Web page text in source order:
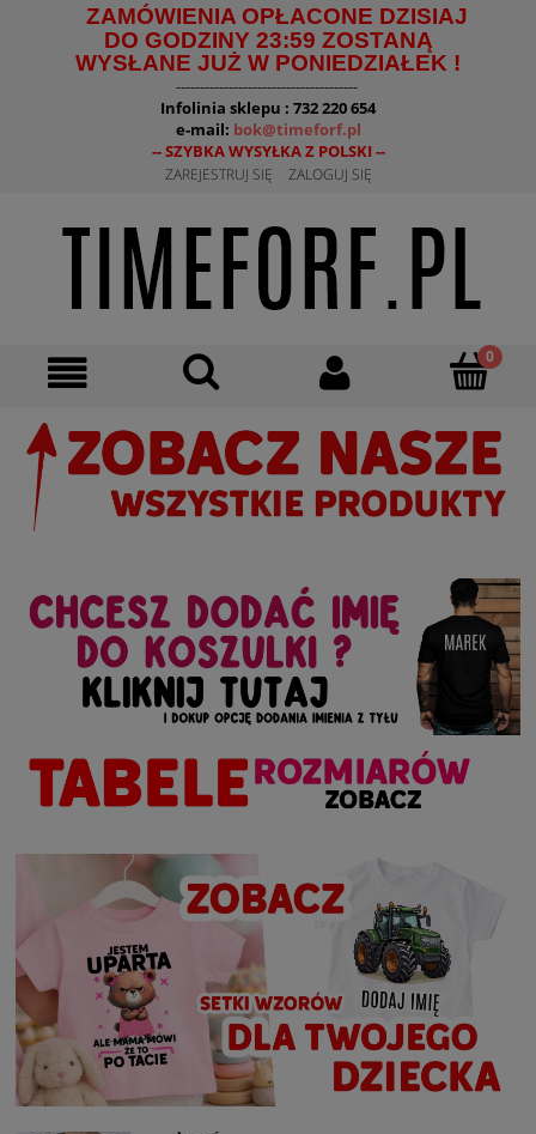
ZAMÓWIENIA OPŁACONE DZISIAJ
DO GODZINY 23:59 ZOSTANĄ
WYSŁANE JUŻ W PONIEDZIAŁEK !
--------------------------------------
Infolinia sklepu : 732 220 654
e-mail: bok@timeforf.pl
-- SZYBKA WYSYŁKA Z POLSKI --
ZAREJESTRUJ SIĘ ZALOGUJ SIĘ